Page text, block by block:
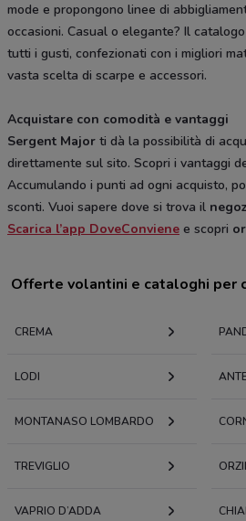
mode e propongono linee di
occasioni. Casual o elegante? Il
tutti i gusti, confezionati con i migliori
vasta scelta di scarpe e accessori.
Acquistare con comodità e vantaggi
Sergent Major ti dà la possibilità di
direttamente sul sito. Scopri i vantaggi
Accumulando i punti ad ogni acquisto,
sconti. Vuoi sapere dove si trova il
Scarica l’app DoveConviene e scopri
Offerte volantini e cataloghi per
CREMA
LODI
MONTANASO LOMBARDO
TREVIGLIO
VAPRIO D’ADDA